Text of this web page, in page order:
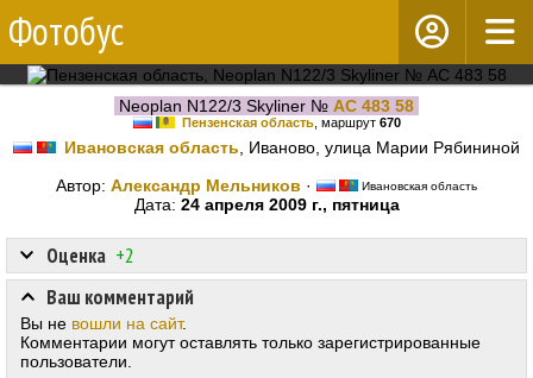
Фотобус
Neoplan N122/3 Skyliner № АС 483 58
Пензенская область, маршрут 670
Ивановская область , Иваново, улица Марии Рябининой
Автор: Александр Мельников · Ивановская область
Дата: 24 апреля 2009 г., пятница
Оценка +2
Ваш комментарий
Вы не вошли на сайт.
Комментарии могут оставлять только зарегистрированные
пользователи.